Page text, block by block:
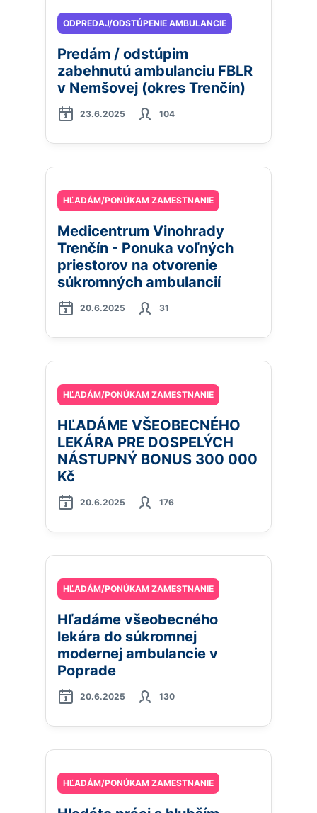
ODPREDAJ/ODSTÚPENIE AMBULANCIE
Predám / odstúpim
zabehnutú ambulanciu FBLR
v Nemšovej (okres Trenčín)
23.6.2025 104
HĽADÁM/PONÚKAM ZAMESTNANIE
Medicentrum Vinohrady
Trenčín - Ponuka voľných
priestorov na otvorenie
súkromných ambulancií
20.6.2025 31
HĽADÁM/PONÚKAM ZAMESTNANIE
HĽADÁME VŠEOBECNÉHO
LEKÁRA PRE DOSPELÝCH
NÁSTUPNÝ BONUS 300 000
Kč
20.6.2025 176
HĽADÁM/PONÚKAM ZAMESTNANIE
Hľadáme všeobecného
lekára do súkromnej
modernej ambulancie v
Poprade
20.6.2025 130
HĽADÁM/PONÚKAM ZAMESTNANIE